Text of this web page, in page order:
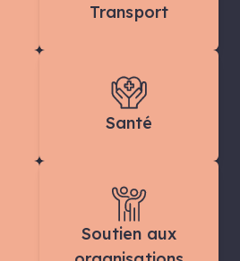
Transport
Santé
Soutien aux